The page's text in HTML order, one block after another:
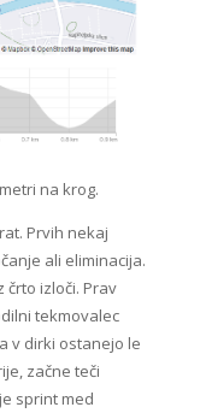
na krog.
Prvih nekaj
ali eliminacija.
črto izloči. Prav
tekmovalec
v dirki ostanejo le
začne teči
sprint med